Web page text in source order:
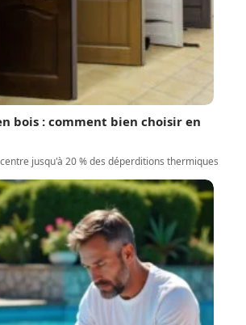
bois : comment bien choisir en
jusqu'à 20 % des déperditions thermiques